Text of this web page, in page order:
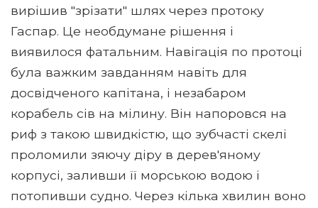
вирішив "зрізати" шлях через протоку
Гаспар. Це необдумане рішення і
виявилося фатальним. Навігація по протоці
була важким завданням навіть для
досвідченого капітана, і незабаром
корабель сів на мілину. Він напоровся на
риф з такою швидкістю, що зубчасті скелі
проломили зяючу діру в дерев'яному
корпусі, заливши її морською водою і
потопивши судно. Через кілька хвилин воно